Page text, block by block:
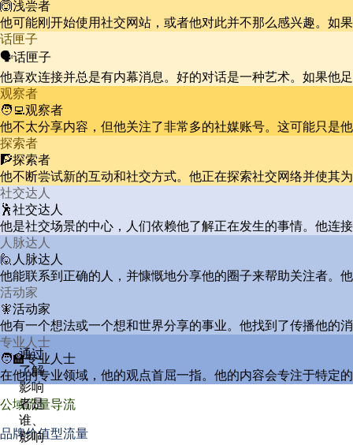
🙆浅尝者
他可能刚开始使用社交网站，或者他对此并不那么感兴趣。如
话匣子
🗣️话匣子
他喜欢连接并总是有内幕消息。好的对话是一种艺术。如果他
观察者
🧑‍💻观察者
他不太分享内容，但他关注了非常多的社媒账号。这可能只是
探索者
🧗探索者
他不断尝试新的互动和社交方式。他正在探索社交网络并使其
社交达人
🕺社交达人
他是社交场景的中心，人们依赖他了解正在发生的事情。他连
人脉达人
🙋人脉达人
他能联系到正确的人，并慷慨地分享他的圈子来帮助关注者。
活动家
🧚活动家
他有一个想法或一个想和世界分享的事业。他找到了传播他的
专业人士
🧑‍🏫专业人士
在他的专业领域，他的观点首屈一指。他的内容会专注于特定
公域流量导流
品牌价值型流量
通过
了解
影响
者是
谁、
影响